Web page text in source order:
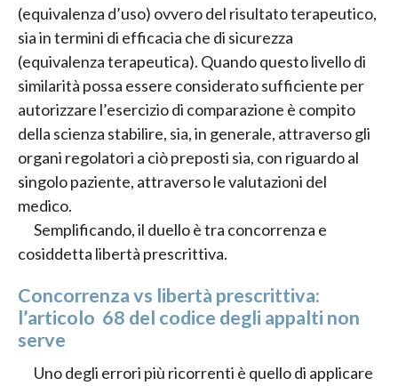
(equivalenza d’uso) ovvero del risultato terapeutico,
sia in termini di efficacia che di sicurezza
(equivalenza terapeutica). Quando questo livello di
similarità possa essere considerato sufficiente per
autorizzare l’esercizio di comparazione è compito
della scienza stabilire, sia, in generale, attraverso gli
organi regolatori a ciò preposti sia, con riguardo al
singolo paziente, attraverso le valutazioni del
medico.
Semplificando, il duello è tra concorrenza e
cosiddetta libertà prescrittiva.
Concorrenza vs libertà prescrittiva:
l’articolo 68 del codice degli appalti non
serve
Uno degli errori più ricorrenti è quello di applicare